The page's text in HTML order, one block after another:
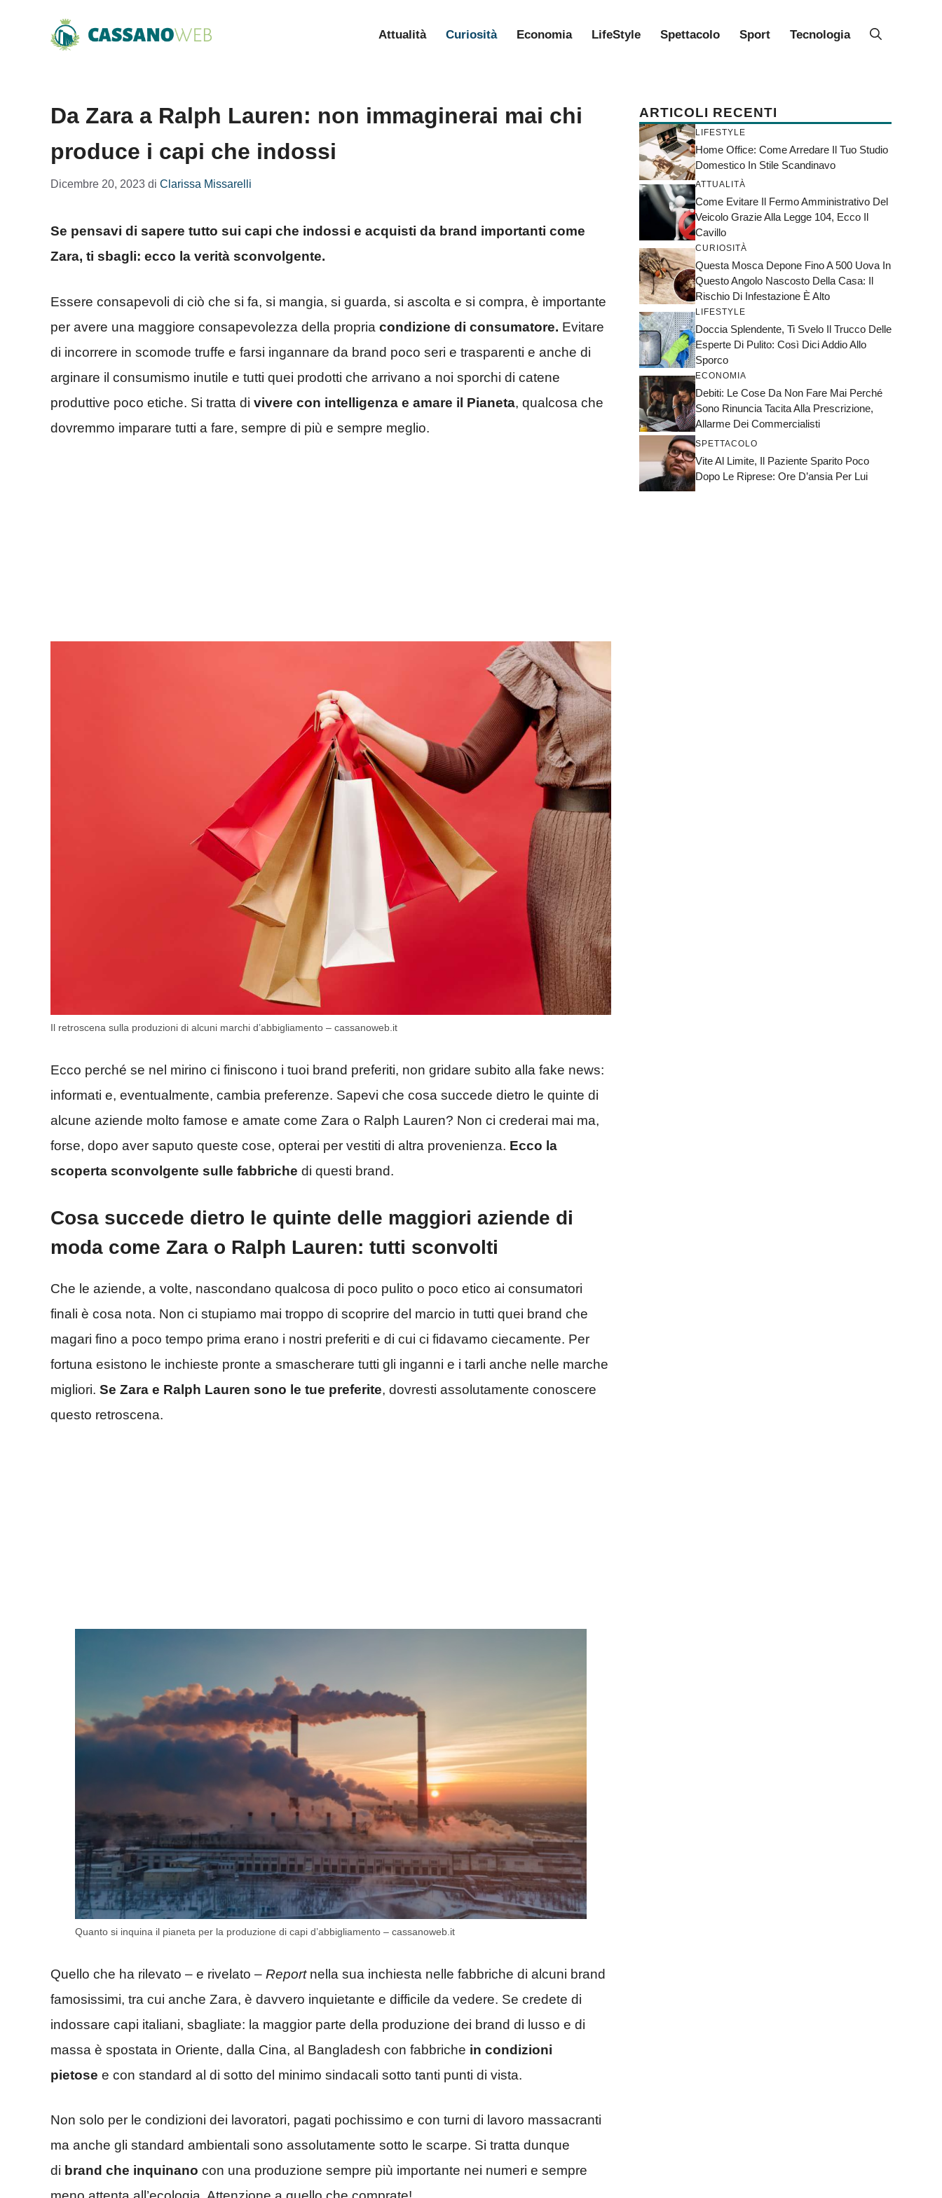
Attualità Curiosità Economia LifeStyle Spettacolo Sport Tecnologia
Da Zara a Ralph Lauren: non immaginerai mai chi
produce i capi che indossi
Dicembre 20, 2023 di Clarissa Missarelli
Se pensavi di sapere tutto sui capi che indossi e acquisti da brand importanti come
Zara, ti sbagli: ecco la verità sconvolgente.
Essere consapevoli di ciò che si fa, si mangia, si guarda, si ascolta e si compra, è importante
per avere una maggiore consapevolezza della propria condizione di consumatore. Evitare
di incorrere in scomode truffe e farsi ingannare da brand poco seri e trasparenti e anche di
arginare il consumismo inutile e tutti quei prodotti che arrivano a noi sporchi di catene
produttive poco etiche. Si tratta di vivere con intelligenza e amare il Pianeta, qualcosa che
dovremmo imparare tutti a fare, sempre di più e sempre meglio.
Il retroscena sulla produzioni di alcuni marchi d’abbigliamento – cassanoweb.it
Ecco perché se nel mirino ci finiscono i tuoi brand preferiti, non gridare subito alla fake news:
informati e, eventualmente, cambia preferenze. Sapevi che cosa succede dietro le quinte di
alcune aziende molto famose e amate come Zara o Ralph Lauren? Non ci crederai mai ma,
forse, dopo aver saputo queste cose, opterai per vestiti di altra provenienza. Ecco la
scoperta sconvolgente sulle fabbriche di questi brand.
Cosa succede dietro le quinte delle maggiori aziende di
moda come Zara o Ralph Lauren: tutti sconvolti
Che le aziende, a volte, nascondano qualcosa di poco pulito o poco etico ai consumatori
finali è cosa nota. Non ci stupiamo mai troppo di scoprire del marcio in tutti quei brand che
magari fino a poco tempo prima erano i nostri preferiti e di cui ci fidavamo ciecamente. Per
fortuna esistono le inchieste pronte a smascherare tutti gli inganni e i tarli anche nelle marche
migliori. Se Zara e Ralph Lauren sono le tue preferite, dovresti assolutamente conoscere
questo retroscena.
Quanto si inquina il pianeta per la produzione di capi d’abbigliamento – cassanoweb.it
Quello che ha rilevato – e rivelato – Reportnella sua inchiesta nelle fabbriche di alcuni brand
famosissimi, tra cui anche Zara, è davvero inquietante e difficile da vedere. Se credete di
indossare capi italiani, sbagliate: la maggior parte della produzione dei brand di lusso e di
massa è spostata in Oriente, dalla Cina, al Bangladesh con fabbriche in condizioni
pietose e con standard al di sotto del minimo sindacali sotto tanti punti di vista.
Non solo per le condizioni dei lavoratori, pagati pochissimo e con turni di lavoro massacranti
ma anche gli standard ambientali sono assolutamente sotto le scarpe. Si tratta dunque
di brand che inquinano con una produzione sempre più importante nei numeri e sempre
ARTICOLI RECENTI
LIFESTYLE
Home Office: Come Arredare Il Tuo Studio
Domestico In Stile Scandinavo
ATTUALITÀ
Come Evitare Il Fermo Amministrativo Del
Veicolo Grazie Alla Legge 104, Ecco Il
Cavillo
CURIOSITÀ
Questa Mosca Depone Fino A 500 Uova In
Questo Angolo Nascosto Della Casa: Il
Rischio Di Infestazione È Alto
LIFESTYLE
Doccia Splendente, Ti Svelo Il Trucco Delle
Esperte Di Pulito: Così Dici Addio Allo
Sporco
ECONOMIA
Debiti: Le Cose Da Non Fare Mai Perché
Sono Rinuncia Tacita Alla Prescrizione,
Allarme Dei Commercialisti
SPETTACOLO
Vite Al Limite, Il Paziente Sparito Poco
Dopo Le Riprese: Ore D’ansia Per Lui